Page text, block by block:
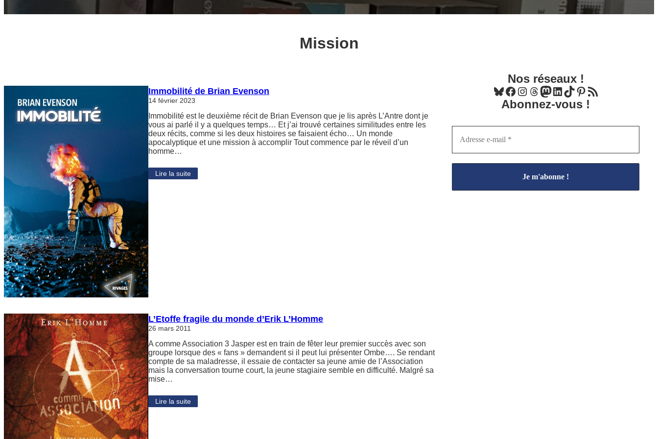
Mission
Immobilité de Brian Evenson
14 février 2023
Immobilité est le deuxième récit de Brian Evenson que je lis après L’Antre dont je
vous ai parlé il y a quelques temps… Et j’ai trouvé certaines similitudes entre les
deux récits, comme si les deux histoires se faisaient écho… Un monde
apocalyptique et une mission à accomplir Tout commence par le réveil d’un
homme…
Lire la suite
L’Etoffe fragile du monde d’Erik L’Homme
26 mars 2011
A comme Association 3 Jasper est en train de fêter leur premier succès avec son
groupe lorsque des « fans » demandent si il peut lui présenter Ombe…. Se rendant
compte de sa maladresse, il essaie de contacter sa jeune amie de l’Association
mais la conversation tourne court, la jeune stagiaire semble en difficulté. Malgré sa
mise…
Lire la suite
Nos réseaux !
Bluesky Facebook Instagram Threads Mastodon LinkedIn TikTok Pinterest
Flux RSS
Abonnez-vous !